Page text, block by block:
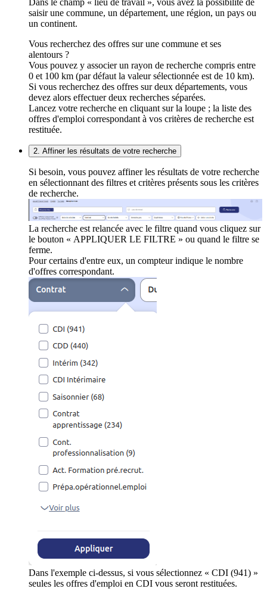
saisir une commune, un département, une région, un pays ou
un continent.
Vous recherchez des offres sur une commune et ses
alentours ?
Vous pouvez y associer un rayon de recherche compris entre
0 et 100 km (par défaut la valeur sélectionnée est de 10 km).
Si vous recherchez des offres sur deux départements, vous
devez alors effectuer deux recherches séparées.
Lancez votre recherche en cliquant sur la loupe ; la liste des
offres d'emploi correspondant à vos critères de recherche est
restituée.
2. Affiner les résultats de votre recherche
Si besoin, vous pouvez affiner les résultats de votre recherche
en sélectionnant des filtres et critères présents sous les critères
de recherche.
La recherche est relancée avec le filtre quand vous cliquez sur
le bouton « APPLIQUER LE FILTRE » ou quand le filtre se
ferme.
Pour certains d'entre eux, un compteur indique le nombre
d'offres correspondant.
Dans l'exemple ci-dessus, si vous sélectionnez « CDI (941) »
seules les offres d'emploi en CDI vous seront restituées.